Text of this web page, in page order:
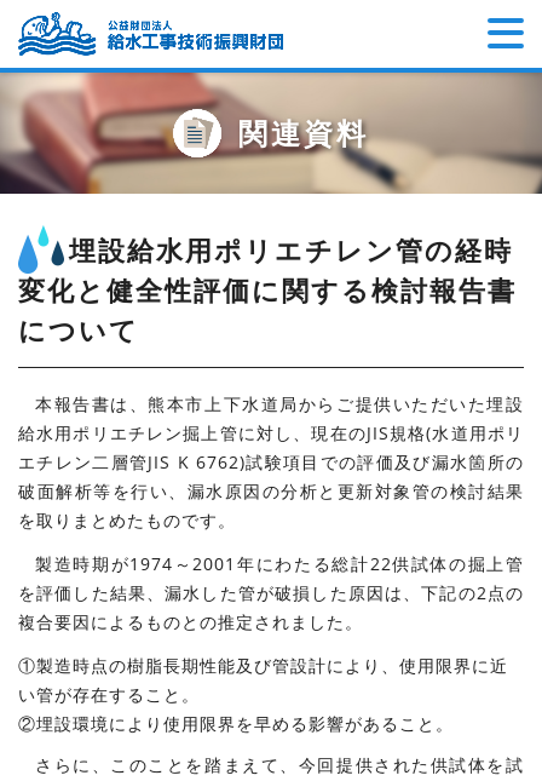
関連資料
埋設給水用ポリエチレン管の経時
変化と健全性評価に関する検討報告書
について
本報告書は、熊本市上下水道局からご提供いただいた埋設
給水用ポリエチレン掘上管に対し、現在のJIS規格(水道用ポリ
エチレン二層管JIS K 6762)試験項目での評価及び漏水箇所の
破面解析等を行い、漏水原因の分析と更新対象管の検討結果
を取りまとめたものです。
製造時期が1974～2001年にわたる総計22供試体の掘上管
を評価した結果、漏水した管が破損した原因は、下記の2点の
複合要因によるものとの推定されました。
①製造時点の樹脂長期性能及び管設計により、使用限界に近
い管が存在すること。
②埋設環境により使用限界を早める影響があること。
さらに、このことを踏まえて、今回提供された供試体を試